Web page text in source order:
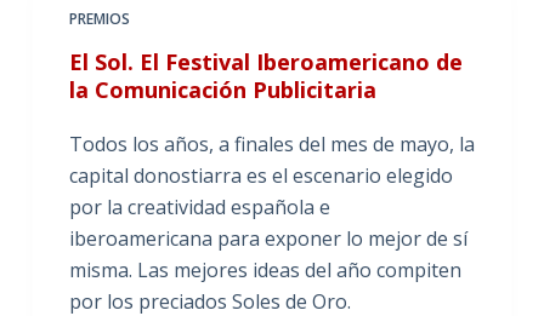
PREMIOS
El Sol. El Festival Iberoamericano de
la Comunicación Publicitaria
Todos los años, a finales del mes de mayo, la
capital donostiarra es el escenario elegido
por la creatividad española e
iberoamericana para exponer lo mejor de sí
misma. Las mejores ideas del año compiten
por los preciados Soles de Oro.